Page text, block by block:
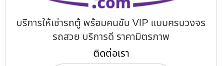
บริการให้เช่ารถตู้ พร้อมคนขับ VIP แบบครบวงจร
รถสวย บริการดี ราคามิตรภาพ
ติดต่อเรา